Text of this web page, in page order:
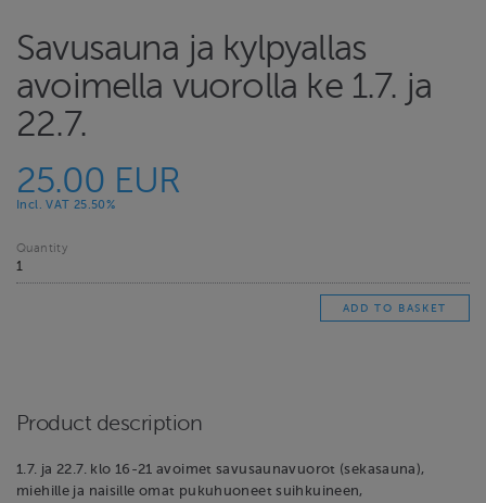
Savusauna ja kylpyallas
avoimella vuorolla ke 1.7. ja
22.7.
25.00 EUR
Incl. VAT 25.50%
Quantity
Product description
1.7. ja 22.7. klo 16-21 avoimet savusaunavuorot (sekasauna),
miehille ja naisille omat pukuhuoneet suihkuineen,